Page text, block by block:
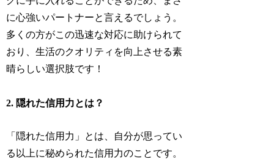
に心強いパートナーと言えるでしょう。
多くの方がこの迅速な対応に助けられて
おり、生活のクオリティを向上させる素
晴らしい選択肢です！
2. 隠れた信用力とは？
「隠れた信用力」とは、自分が思ってい
る以上に秘められた信用力のことです。